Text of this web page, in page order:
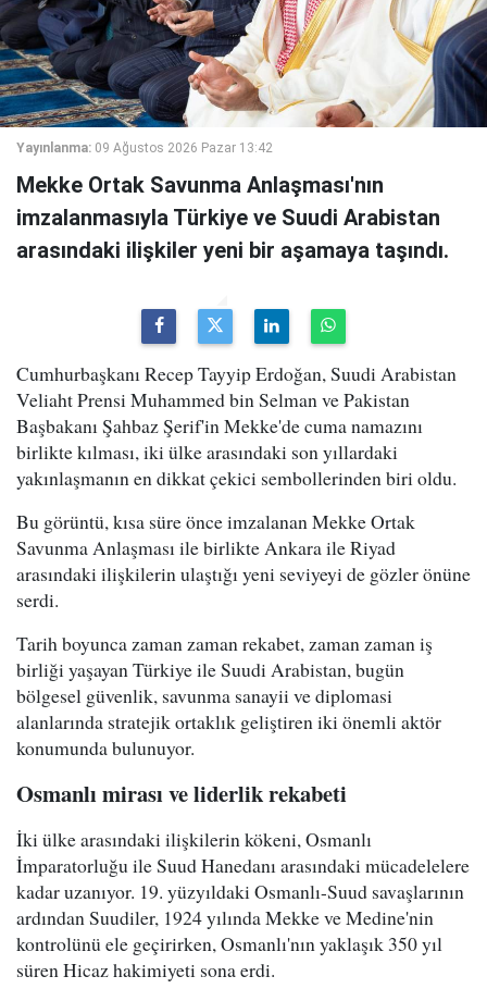
Yayınlanma: 09 Ağustos 2026 Pazar 13:42
Mekke Ortak Savunma Anlaşması'nın
imzalanmasıyla Türkiye ve Suudi Arabistan
arasındaki ilişkiler yeni bir aşamaya taşındı.
Cumhurbaşkanı Recep Tayyip Erdoğan, Suudi Arabistan
Veliaht Prensi Muhammed bin Selman ve Pakistan
Başbakanı Şahbaz Şerif'in Mekke'de cuma namazını
birlikte kılması, iki ülke arasındaki son yıllardaki
yakınlaşmanın en dikkat çekici sembollerinden biri oldu.
Bu görüntü, kısa süre önce imzalanan Mekke Ortak
Savunma Anlaşması ile birlikte Ankara ile Riyad
arasındaki ilişkilerin ulaştığı yeni seviyeyi de gözler önüne
serdi.
Tarih boyunca zaman zaman rekabet, zaman zaman iş
birliği yaşayan Türkiye ile Suudi Arabistan, bugün
bölgesel güvenlik, savunma sanayii ve diplomasi
alanlarında stratejik ortaklık geliştiren iki önemli aktör
konumunda bulunuyor.
Osmanlı mirası ve liderlik rekabeti
İki ülke arasındaki ilişkilerin kökeni, Osmanlı
İmparatorluğu ile Suud Hanedanı arasındaki mücadelelere
kadar uzanıyor. 19. yüzyıldaki Osmanlı-Suud savaşlarının
ardından Suudiler, 1924 yılında Mekke ve Medine'nin
kontrolünü ele geçirirken, Osmanlı'nın yaklaşık 350 yıl
süren Hicaz hakimiyeti sona erdi.